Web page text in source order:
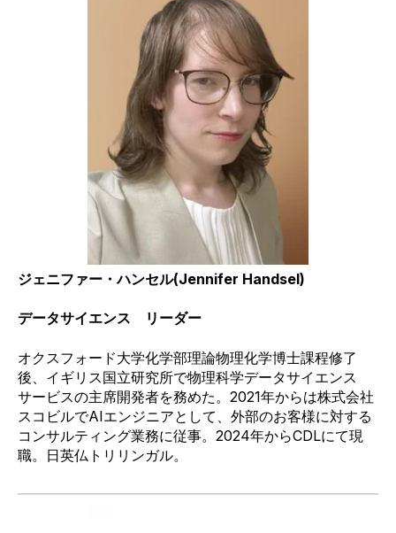
ジェニファー・ハンセル(Jennifer Handsel)
データサイエンス リーダー
オクスフォード大学化学部理論物理化学博士課程修了
後、イギリス国立研究所で物理科学データサイエンス
サービスの主席開発者を務めた。 2021年からは株式会社
スコ ビルでAIエンジニアとして、外部のお客様に対する
コンサルティング業務に従事。 2024年からCDLにて現
職。日英仏トリリンガル。